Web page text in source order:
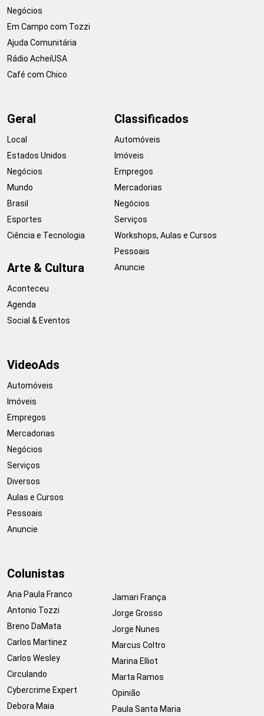
Negócios
Em Campo com Tozzi
Ajuda Comunitária
Rádio AcheiUSA
Café com Chico
Geral
Local
Estados Unidos
Negócios
Mundo
Brasil
Esportes
Ciência e Tecnologia
Arte & Cultura
Aconteceu
Agenda
Social & Eventos
Classificados
Automóveis
Imóveis
Empregos
Mercadorias
Negócios
Serviços
Workshops, Aulas e Cursos
Pessoais
Anuncie
VideoAds
Automóveis
Imóveis
Empregos
Mercadorias
Negócios
Serviços
Diversos
Aulas e Cursos
Pessoais
Anuncie
Colunistas
Ana Paula Franco
Antonio Tozzi
Breno DaMata
Carlos Martinez
Carlos Wesley
Circulando
Cybercrime Expert
Debora Maia
Jamari França
Jorge Grosso
Jorge Nunes
Marcus Coltro
Marina Elliot
Marta Ramos
Opinião
Paula Santa Maria